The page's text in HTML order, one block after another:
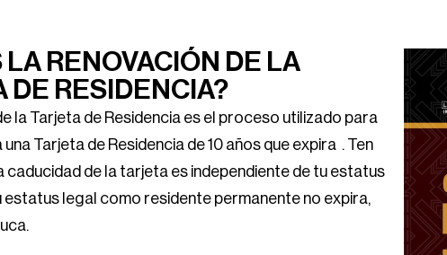
LA RENOVACIÓN DE LA
DE RESIDENCIA?
la Tarjeta de Residencia es el proceso utilizado para
Tarjeta de Residencia de 10 años que expira . Ten
caducidad de la tarjeta es independiente de tu estatus
estatus legal como residente permanente no expira,